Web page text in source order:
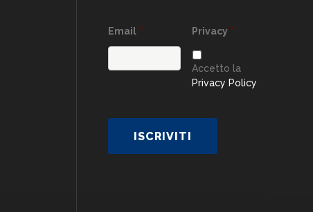
Email * Privacy *
Accetto la
Privacy Policy